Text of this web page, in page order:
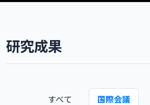
研究成果
すべて 国際会議